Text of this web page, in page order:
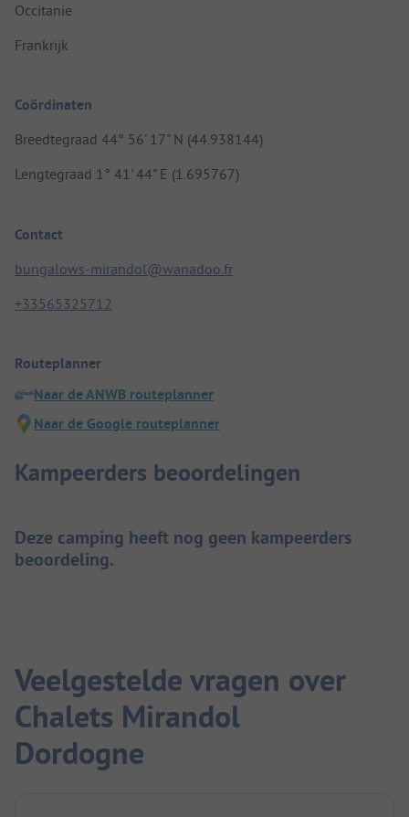
Occitanie
Frankrijk
Coördinaten
Breedtegraad 44° 56' 17" N (44.938144)
Lengtegraad 1° 41' 44" E (1.695767)
Contact
bungalows-mirandol@wanadoo.fr
+33565325712
Routeplanner
Naar de ANWB routeplanner
Naar de Google routeplanner
Kampeerders beoordelingen
Deze camping heeft nog geen kampeerders
beoordeling.
Veelgestelde vragen over
Chalets Mirandol
Dordogne